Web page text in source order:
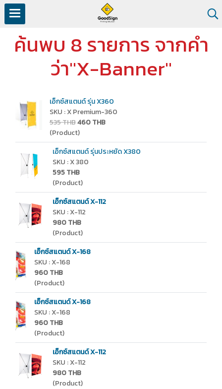
ค้นพบ 8 รายการ จากคำ
ว่า"X-Banner"
เอ็กซ์สแตนด์ รุ่น X360
SKU : X Premium-360
535 THB460 THB
(Product)
เอ็กซ์สแตนด์ รุ่นประหยัด X380
SKU : X 380
595 THB
(Product)
เอ็กซ์สแตนด์ X-112
SKU : X-112
980 THB
(Product)
เอ็กซ์สแตนด์ X-168
SKU : X-168
960 THB
(Product)
เอ็กซ์สแตนด์ X-168
SKU : X-168
960 THB
(Product)
เอ็กซ์สแตนด์ X-112
SKU : X-112
980 THB
(Product)